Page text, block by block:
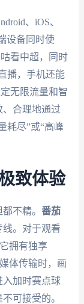
、iOS、
设备同时使
看中超，同时
播，手机还能
无限流量和智
合理地通过
耗尽”或“高峰
致体验
不精。 番茄
。对于观看
拥有独享
体传输时，画
入加时赛点球
可接受的。